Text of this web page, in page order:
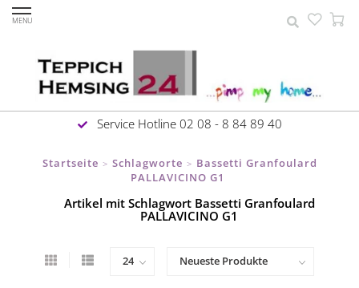
MENU
Service Hotline 02 08 - 8 84 89 40
Startseite > Schlagworte > Bassetti Granfoulard
PALLAVICINO G1
Artikel mit Schlagwort Bassetti Granfoulard
PALLAVICINO G1